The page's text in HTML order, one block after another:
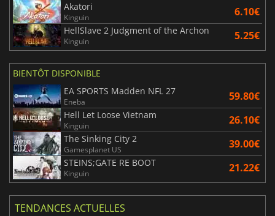
Akatori
Kinguin 6.10€
HellSlave 2 Judgment of the Archon
Kinguin 5.25€
BIENTÔT DISPONIBLE
EA SPORTS Madden NFL 27
Eneba 59.80€
Hell Let Loose Vietnam
Kinguin 26.10€
The Sinking City 2
Gamesplanet US 39.00€
STEINS;GATE RE BOOT
Kinguin 21.22€
TENDANCES ACTUELLES